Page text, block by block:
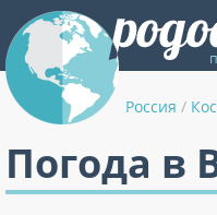
Россия /
Погода в